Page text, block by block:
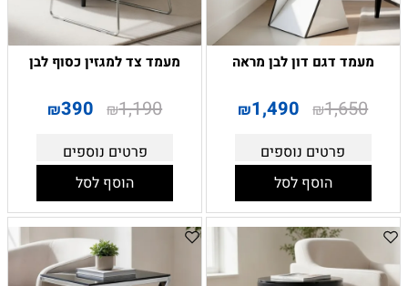
מעמד דגם דון לבן מראה
₪1,650
₪1,490
פרטים נוספים
הוסף לסל
מעמד צד למגזין כסוף לבן
₪1,190
₪390
פרטים נוספים
הוסף לסל